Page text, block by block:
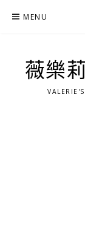
MENU
薇樂